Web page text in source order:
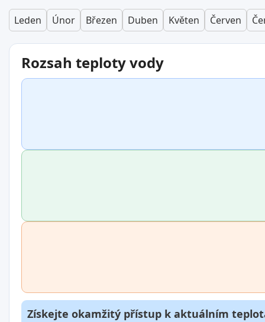
Leden Únor Březen Duben Květen Červen
Rozsah teploty vody
Získejte okamžitý přístup k aktuálním